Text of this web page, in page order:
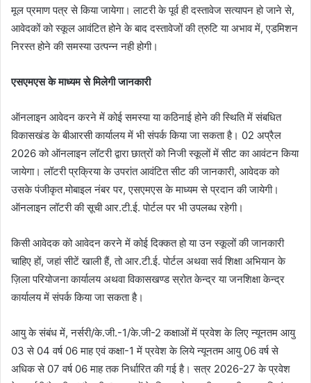
मूल प्रमाण पत्र से किया जायेगा। लाटरी के पूर्व ही दस्तावेज सत्यापन हो जाने से,
आवेदकों को स्कूल आवंटित होने के बाद दस्तावेजों की त्रुटि या अभाव में, एडमिशन
निरस्त होने की समस्या उत्पन्न नही होगी।
एसएमएस के माध्यम से मिलेगी जानकारी
ऑनलाइन आवेदन करने में कोई समस्या या कठिनाई होने की स्थिति में संबधित
विकासखंड के बीआरसी कार्यालय में भी संपर्क किया जा सकता है। 02 अप्रैल
2026 को ऑनलाइन लॉटरी द्वारा छात्रों को निजी स्कूलों में सीट का आवंटन किया
जायेगा। लॉटरी प्रक्रिया के उपरांत आवंटित सीट की जानकारी, आवेदक को
उसके पंजीकृत मोबाइल नंबर पर, एसएमएस के माध्यम से प्रदान की जायेगी।
ऑनलाइन लॉटरी की सूची आर.टी.ई. पोर्टल पर भी उपलब्ध रहेगी।
किसी आवेदक को आवेदन करने में कोई दिक्कत हो या उन स्कूलों की जानकारी
चाहिए हों, जहां सीटें खाली हैं, तो आर.टी.ई. पोर्टल अथवा सर्व शिक्षा अभियान के
ज़िला परियोजना कार्यालय अथवा विकासखण्ड स्रोत केन्द्र या जनशिक्षा केन्द्र
कार्यालय में संपर्क किया जा सकता है।
आयु के संबंध में, नर्सरी/के.जी.-1/के.जी-2 कक्षाओं में प्रवेश के लिए न्यूनतम आयु
03 से 04 वर्ष 06 माह एवं कक्षा-1 में प्रवेश के लिये न्यूनतम आयु 06 वर्ष से
अधिक से 07 वर्ष 06 माह तक निर्धारित की गई है। सत्र 2026-27 के प्रवेश